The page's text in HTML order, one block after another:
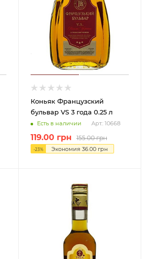
Коньяк Французский
бульвар VS 3 года 0.25 л
Есть в наличии Арт.: 10668
119.00грн 155.00грн
-23% Экономия 36.00грн